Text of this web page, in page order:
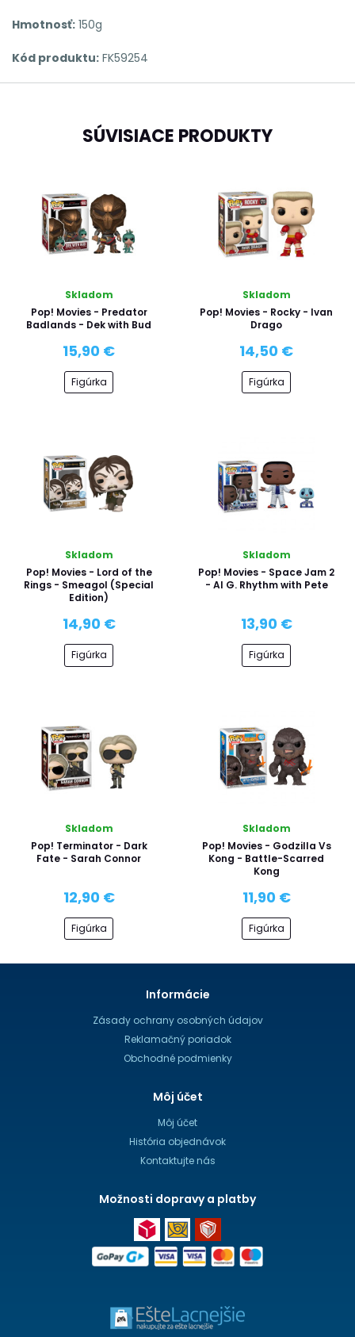
Hmotnosť: 150g
Kód produktu: FK59254
SÚVISIACE PRODUKTY
Skladom
Pop! Movies - Predator
Badlands - Dek with Bud
15,90 €
Figúrka
Skladom
Pop! Movies - Rocky - Ivan
Drago
14,50 €
Figúrka
Skladom
Pop! Movies - Lord of the
Rings - Smeagol (Special
Edition)
14,90 €
Figúrka
Skladom
Pop! Movies - Space Jam 2
- AI G. Rhythm with Pete
13,90 €
Figúrka
Skladom
Pop! Terminator - Dark
Fate - Sarah Connor
12,90 €
Figúrka
Skladom
Pop! Movies - Godzilla Vs
Kong - Battle-Scarred
Kong
11,90 €
Figúrka
Informácie
Zásady ochrany osobných údajov
Reklamačný poriadok
Obchodné podmienky
Môj účet
Môj účet
História objednávok
Kontaktujte nás
Možnosti dopravy a platby